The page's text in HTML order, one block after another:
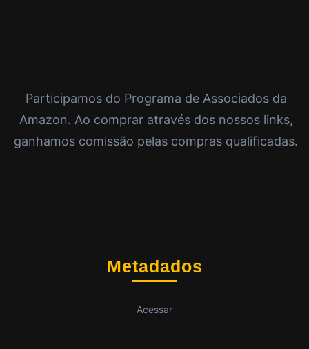
Participamos do Programa de Associados da
Amazon. Ao comprar através dos nossos links,
ganhamos comissão pelas compras qualificadas.
Metadados
Acessar